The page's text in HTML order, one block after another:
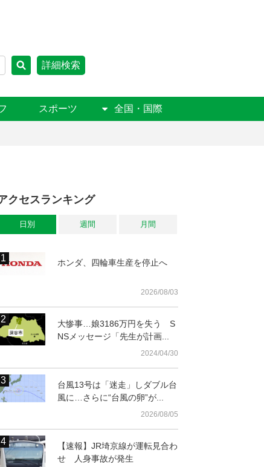
詳細検索
スポーツ 全国・国際
クセスランキング
日別 週間 月間
ホンダ、四輪車生産を停止へ
2026/08/03
大惨事…娘3186万円を失う S
NSメッセージ「先生が計画...
2024/04/30
台風13号は「迷走」しダブル台
風に…さらに“台風の卵”が...
2026/08/05
【速報】JR埼京線が運転見合わ
せ 人身事故が発生